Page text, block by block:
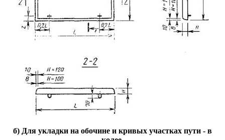
б) Для укладки на обочине и кривых участках пути - в